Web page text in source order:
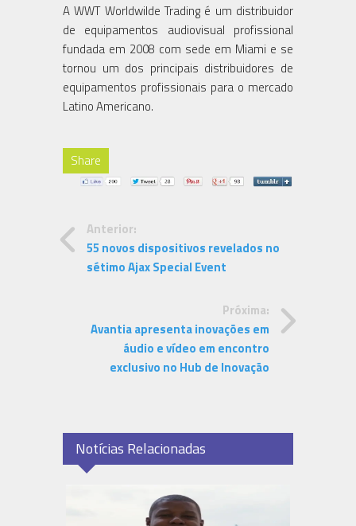
A WWT Worldwilde Trading é um distribuidor
de equipamentos audiovisual profissional
fundada em 2008 com sede em Miami e se
tornou um dos principais distribuidores de
equipamentos profissionais para o mercado
Latino Americano.
Share
Anterior:
55 novos dispositivos revelados no
sétimo Ajax Special Event
Próxima:
Avantia apresenta inovações em
áudio e vídeo em encontro
exclusivo no Hub de Inovação
Notícias Relacionadas